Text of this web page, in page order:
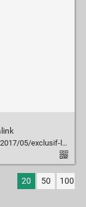
quon-ait-jamais-vu
20 50 100